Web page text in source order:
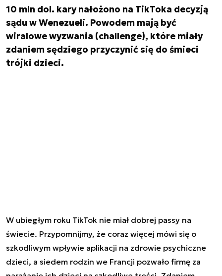
10 mln dol. kary nałożono na TikToka decyzją
sądu w Wenezueli. Powodem mają być
wiralowe wyzwania (challenge), które miały
zdaniem sędziego przyczynić się do śmieci
trójki dzieci.
W ubiegłym roku TikTok nie miał dobrej passy na
świecie. Przypomnijmy, że coraz więcej mówi się o
szkodliwym wpływie aplikacji na zdrowie psychiczne
dzieci, a siedem rodzin we Francji pozwało firmę za